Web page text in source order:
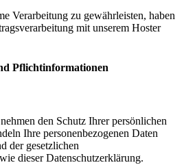
Verarbeitung zu gewährleisten, haben
mit unserem Hoster
Pflichtinformationen
den Schutz Ihrer persönlichen
Ihre personenbezogenen Daten
der gesetzlichen
dieser Datenschutzerklärung.